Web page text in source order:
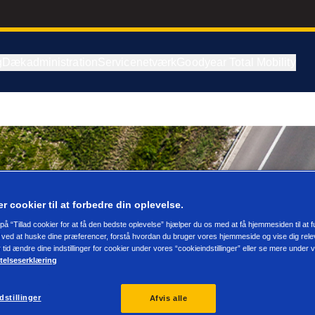
cookier til at forbedre din oplevelse.
“Tillad cookier for at få den bedste oplevelse” hjælper du os med at få hjemmesiden til at
at huske dine præferencer, forstå hvordan du bruger vores hjemmeside og vise dig
tid ændre dine indstillinger for cookier under vores “cookieindstillinger” eller se mere under
Afvis alle